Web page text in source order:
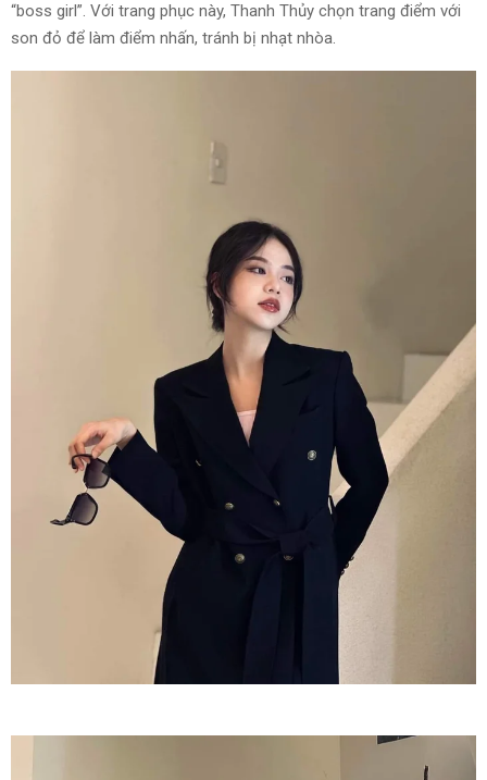
“boss girl”. Với trang phục này, Thanh Thủy chọn trang điểm với
son đỏ để làm điểm nhấn, tránh bị nhạt nhòa.